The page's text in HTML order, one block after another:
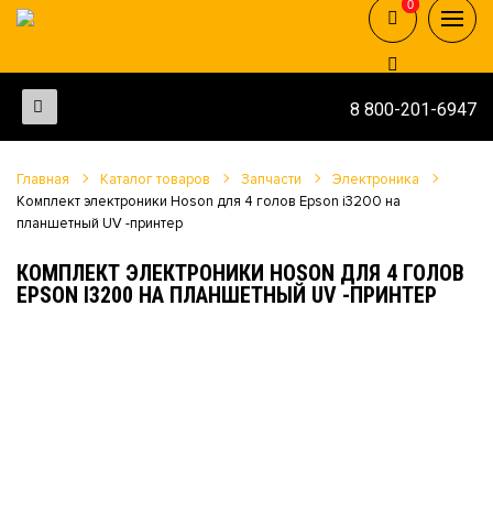
8 800-201-6947
0
0
Главная Каталог товаров Запчасти
Электроника
Комплект электроники Hoson для 4 голов Epson i3200 на
планшетный UV -принтер
КОМПЛЕКТ ЭЛЕКТРОНИКИ HOSON ДЛЯ 4 ГОЛОВ
EPSON I3200 НА ПЛАНШЕТНЫЙ UV -ПРИНТЕР